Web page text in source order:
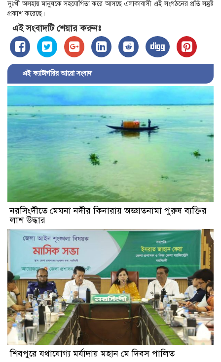
দুঃখী অসহায় মানুষকে সহযোগিতা করে আসছে এলাকাবাসী এই সংগঠনের প্রতি সন্তুষ্ট
প্রকাশ করেছে।
এই সংবাদটি শেয়ার করুনঃ
এই ক্যাটাগরির আরো সংবাদ
নরসিংদীতে মেঘনা নদীর কিনারায় অজ্ঞাতনামা পুরুষ ব্যক্তির
লাশ উদ্ধার
শিবপুরে যথাযোগ্য মর্যাদায় মহান মে দিবস পালিত